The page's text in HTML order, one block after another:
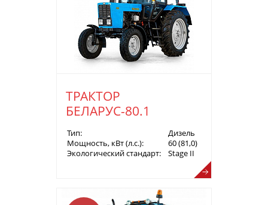
ТРАКТОР
БЕЛАРУС-80.1
Тип:
Дизель
Мощность, кВт (л.с.):
60 (81,0)
Экологический стандарт:
Stage II